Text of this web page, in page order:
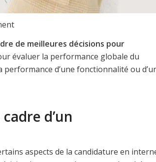
de meilleures décisions pour
évaluer la performance globale du
d’une fonctionnalité ou
d’un
aspects de la candidature en